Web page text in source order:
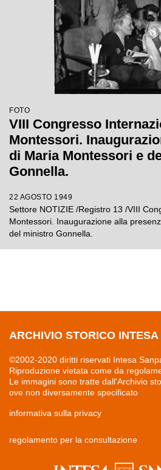
FOTO
VIII Congresso
Montessori.
di Maria Montessori e
Gonnella.
22 AGOSTO 1949
Settore NOTIZIE /Registro 13 /VIII
Montessori. Inaugurazione alla
del ministro Gonnella.
ARCHIVIO STORICO
©2002-2020 diritti riservati Intesa
Riproduzione vietata come da
Le immagini sono tratte dall'Archivio
ove non diversamente specificato
informativa sulla privacy
regolamento per la consultazione